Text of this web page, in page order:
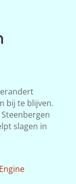
bij te blijven.
slagen in